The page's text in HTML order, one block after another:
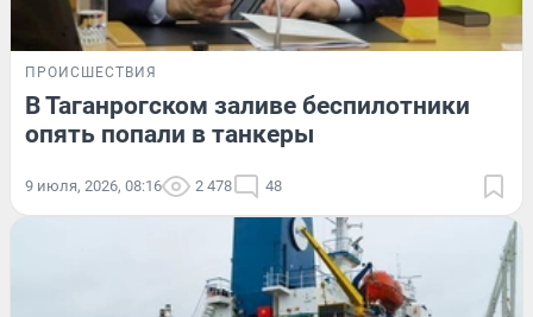
ПРОИСШЕСТВИЯ
В Таганрогском заливе беспилотники
опять попали в танкеры
9 июля, 2026, 08:16 2 478 48